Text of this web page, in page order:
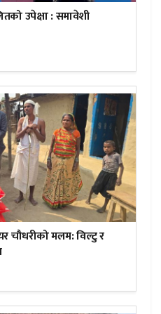
उपेक्षा : समावेशी
चौधरीको मलम: विल्टु र